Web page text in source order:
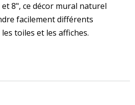
8", ce décor mural naturel
facilement différents
toiles et les affiches.